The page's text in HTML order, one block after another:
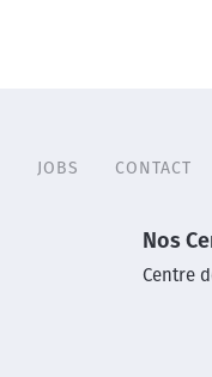
JOBS CONTACT
Nos
Centre